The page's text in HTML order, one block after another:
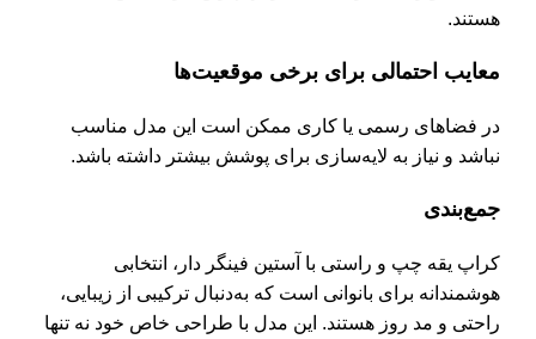
هستند.
معایب احتمالی برای برخی موقعیت‌ها
در فضاهای رسمی یا کاری ممکن است این مدل مناسب
نباشد و نیاز به لایه‌سازی برای پوشش بیشتر داشته باشد.
جمع‌بندی
کراپ یقه چپ و راستی با آستین فینگر دار، انتخابی
هوشمندانه برای بانوانی است که به‌دنبال ترکیبی از زیبایی،
راحتی و مد روز هستند. این مدل با طراحی خاص خود نه تنها